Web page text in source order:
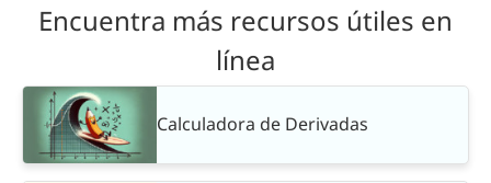
Encuentra más recursos útiles en
línea
Calculadora de Derivadas